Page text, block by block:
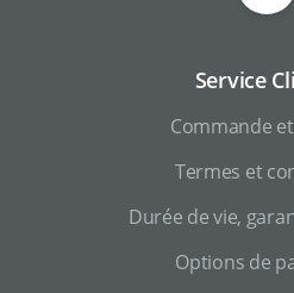
Service
Commande
Termes et
Durée de vie,
Options de